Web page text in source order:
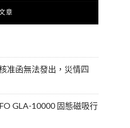
章
准函無法發出，災情四
GLA-10000 固態磁吸行